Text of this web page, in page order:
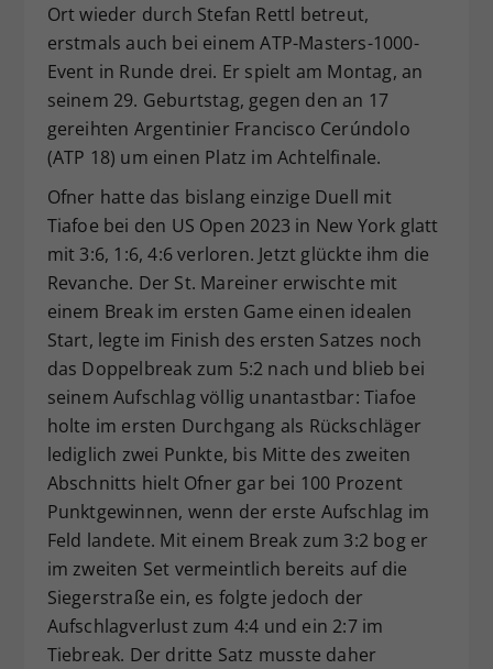
Ort wieder durch Stefan Rettl betreut,
erstmals auch bei einem ATP-Masters-1000-
Event in Runde drei. Er spielt am Montag, an
seinem 29. Geburtstag, gegen den an 17
gereihten Argentinier Francisco Cerúndolo
(ATP 18) um einen Platz im Achtelfinale.
Ofner hatte das bislang einzige Duell mit
Tiafoe bei den US Open 2023 in New York glatt
mit 3:6, 1:6, 4:6 verloren. Jetzt glückte ihm die
Revanche. Der St. Mareiner erwischte mit
einem Break im ersten Game einen idealen
Start, legte im Finish des ersten Satzes noch
das Doppelbreak zum 5:2 nach und blieb bei
seinem Aufschlag völlig unantastbar: Tiafoe
holte im ersten Durchgang als Rückschläger
lediglich zwei Punkte, bis Mitte des zweiten
Abschnitts hielt Ofner gar bei 100 Prozent
Punktgewinnen, wenn der erste Aufschlag im
Feld landete. Mit einem Break zum 3:2 bog er
im zweiten Set vermeintlich bereits auf die
Siegerstraße ein, es folgte jedoch der
Aufschlagverlust zum 4:4 und ein 2:7 im
Tiebreak. Der dritte Satz musste daher